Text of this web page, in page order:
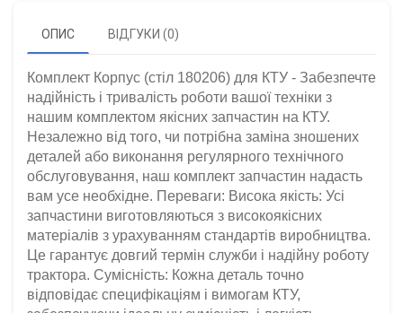
ОПИС ВІДГУКИ (0)
Комплект Корпус (стіл 180206) для КТУ - Забезпечте
надійність і тривалість роботи вашої техніки з
нашим комплектом якісних запчастин на КТУ.
Незалежно від того, чи потрібна заміна зношених
деталей або виконання регулярного технічного
обслуговування, наш комплект запчастин надасть
вам усе необхідне. Переваги: Висока якість: Усі
запчастини виготовляються з високоякісних
матеріалів з урахуванням стандартів виробництва.
Це гарантує довгий термін служби і надійну роботу
трактора. Сумісність: Кожна деталь точно
відповідає специфікаціям і вимогам КТУ,